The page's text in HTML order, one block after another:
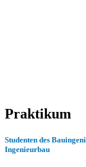
Praktikum
Studenten des
Ingenieurbau